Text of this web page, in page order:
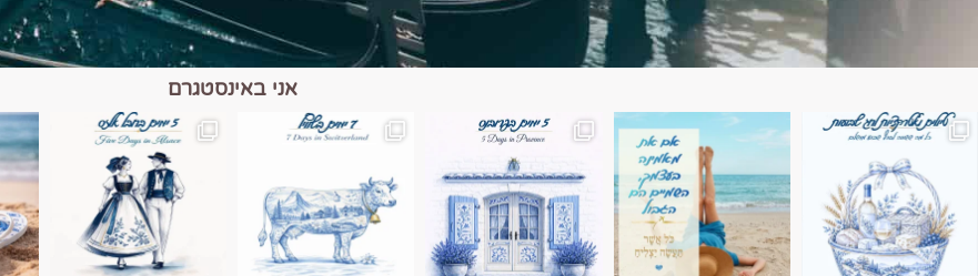
אני באינסטגרם
השמים הם הגבול 💙🩵 טיול בין כפרים, יין ונופים בחבל אלזס צרפת
יש רגע כזה בחופשה שבו הכל נהיה פשוט יותר. החול, הי
יש ערים בעולם שמרגישות כמו מסע